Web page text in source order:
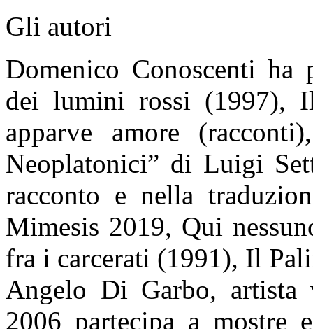
Gli autori
Domenico Conoscenti
dei lumini rossi (1997),
apparve amore
Neoplatonici” di Luigi
racconto e nella
Mimesis 2019, Qui
fra i carcerati (1991), Il
Angelo Di Garbo,
2006 partecipa a mostre